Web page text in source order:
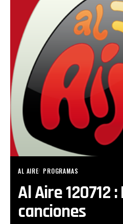
AL AIRE PROGRAMAS
Al Aire 120712
canciones